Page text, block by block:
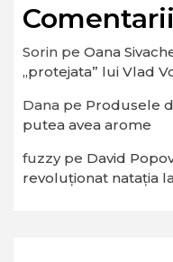
Sorin pe Oana
„protejata” lui Vlad
Dana pe Produsele
putea avea arome
fuzzype David
revoluționat natația